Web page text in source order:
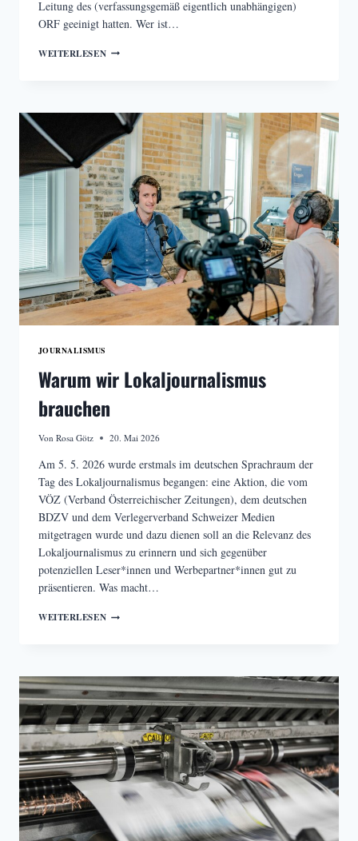
Leitung des (verfassungsgemäß eigentlich unabhängigen)
ORF geeinigt hatten. Wer ist…
WEITERLESENCLEMENS
BUSINESS
USUAL?
JOURNALISMUS
Warum wir Lokaljournalismus
brauchen
Von Rosa Götz 20. Mai 2026
Am 5. 5. 2026 wurde erstmals im deutschen Sprachraum der
Tag des Lokaljournalismus begangen: eine Aktion, die vom
VÖZ (Verband Österreichischer Zeitungen), dem deutschen
BDZV und dem Verlegerverband Schweizer Medien
mitgetragen wurde und dazu dienen soll an die Relevanz des
Lokaljournalismus zu erinnern und sich gegenüber
potenziellen Leser*innen und Werbepartner*innen gut zu
präsentieren. Was macht…
WEITERLESENWARUM